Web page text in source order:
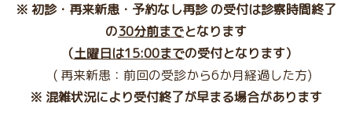
※ 初診・再来新患・予約なし再診 の受付は診察時間終了
の30分前までとなります
（土曜日は15:00までの受付となります）
( 再来新患：前回の受診から6か月経過した方)
※ 混雑状況により受付終了が早まる場合があります